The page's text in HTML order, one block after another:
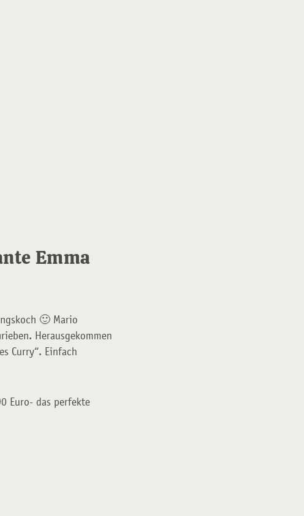
Emma
🙂 Mario
Herausgekommen
Curry“. Einfach
Euro- das perfekte